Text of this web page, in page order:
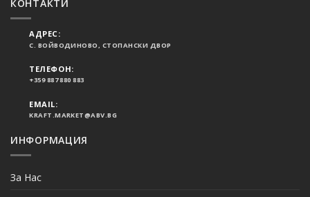
КОНТАКТИ
АДРЕС:
С. ВОЙВОДИНОВО, СТОПАНСКИ ДВОР
ТЕЛЕФОН:
+359 887 880 883
EMAIL:
KRAFT.MARKET@ABV.BG
ИНФОРМАЦИЯ
За Нас